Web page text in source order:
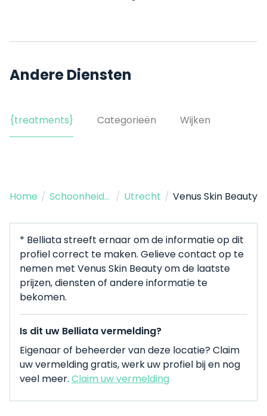
Andere Diensten
{treatments} Categorieën Wijken
Home / Schoonheidssalon / Utrecht / Venus Skin Beauty
* Belliata streeft ernaar om de informatie op dit
profiel correct te maken. Gelieve contact op te
nemen met Venus Skin Beauty om de laatste
prijzen, diensten of andere informatie te
bekomen.
Is dit uw Belliata vermelding?
Eigenaar of beheerder van deze locatie? Claim
uw vermelding gratis, werk uw profiel bij en nog
veel meer. Claim uw vermelding